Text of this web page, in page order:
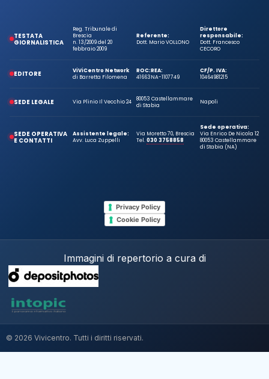
TESTATA
GIORNALISTICA
Reg. Tribunale di
Brescia
n. 13/2009 del 20
febbraio 2009
Referente:
Dott. Mario VOLLONO
Direttore
responsabile:
Dott. Francesco
CECORO
EDITORE
ViViCentro Network
di Barretta Filomena
ROC:
41663
REA:
NA-1107749
CF/P. IVA:
10464981215
SEDE LEGALE Via Plinio Il Vecchio 24
80053 Castellammare
di Stabia
Napoli
SEDE OPERATIVA
E CONTATTI
Assistente legale:
Avv. Luca Zuppelli
Via Moretto 70, Brescia
Tel.030 3758858
Sede operativa:
Via Enrico De Nicola 12
80053 Castellammare
di Stabia (NA)
Privacy Policy
Cookie Policy
Immagini di repertorio a cura di
© 2026 Vivicentro. Tutti i diritti riservati.